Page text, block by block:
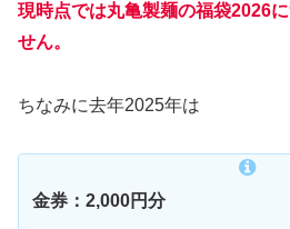
現時点では丸亀製麺の福袋2026
せん。
ちなみに去年2025年は
金券：2,000円分